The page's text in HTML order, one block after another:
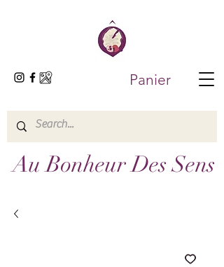
Panier
Au Bonheur Des Sens